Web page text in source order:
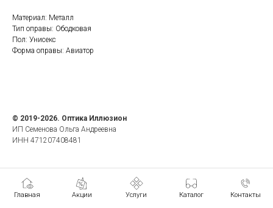
Главная Акции Услуги Каталог Контакты
Материал: Металл
Тип оправы: Ободковая
Пол: Унисекс
Форма оправы: Авиатор
© 2019-2026. Оптика Иллюзион
ИП Семенова Ольга Андреевна
ИНН 471207408481